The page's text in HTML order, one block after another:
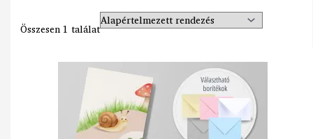
Összesen 1 találat